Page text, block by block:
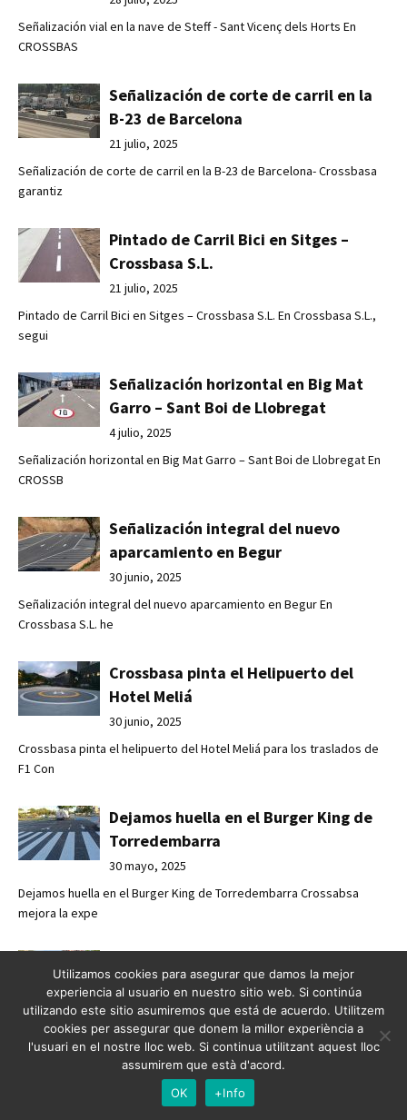
Señalización vial en la nave de Steff - Sant Vicenç dels Horts En
CROSSBAS
Señalización de corte de carril en la
B-23 de Barcelona
21 julio, 2025
Señalización de corte de carril en la B-23 de Barcelona- Crossbasa
garantiz
Pintado de Carril Bici en Sitges –
Crossbasa S.L.
21 julio, 2025
Pintado de Carril Bici en Sitges – Crossbasa S.L. En Crossbasa S.L.,
segui
Señalización horizontal en Big Mat
Garro – Sant Boi de Llobregat
4 julio, 2025
Señalización horizontal en Big Mat Garro – Sant Boi de Llobregat En
CROSSB
Señalización integral del nuevo
aparcamiento en Begur
30 junio, 2025
Señalización integral del nuevo aparcamiento en Begur En
Crossbasa S.L. he
Crossbasa pinta el Helipuerto del
Hotel Meliá
30 junio, 2025
Crossbasa pinta el helipuerto del Hotel Meliá para los traslados de
F1 Con
Dejamos huella en el Burger King de
Torredembarra
30 mayo, 2025
Dejamos huella en el Burger King de Torredembarra Crossabsa
mejora la expe
Meridiana, Barcelona
16 abril, 2025
Fresado de marcas viales en Avenida Meridiana, Barcelona
Pintado de New Jerseys en Avenida
Utilizamos cookies para asegurar que damos la mejor
experiencia al usuario en nuestro sitio web. Si continúa
utilizando este sitio asumiremos que está de acuerdo. Utilitzem
cookies per assegurar que donem la millor experiència a
l'usuari en el nostre lloc web. Si continua utilitzant aquest lloc
assumirem que està d'acord.
OK
+Info